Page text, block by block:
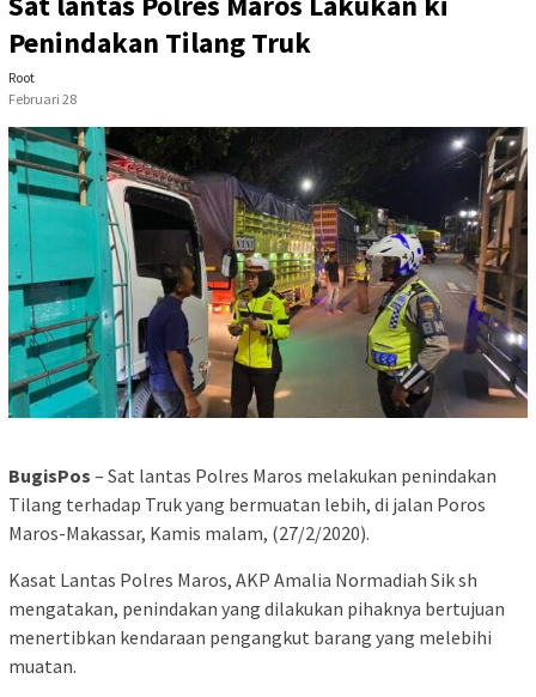
Penindakan Tilang Truk
Root
Februari 28
BugisPos – Sat lantas Polres Maros melakukan penindakan
Tilang terhadap Truk yang bermuatan lebih, di jalan Poros
Maros-Makassar, Kamis malam, (27/2/2020).
Kasat Lantas Polres Maros, AKP Amalia Normadiah Sik sh
mengatakan, penindakan yang dilakukan pihaknya bertujuan
menertibkan kendaraan pengangkut barang yang melebihi
muatan.